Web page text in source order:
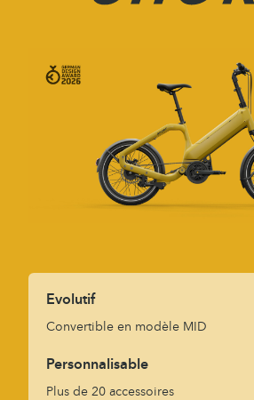
Evolutif
Convertible en modèle MID
Personnalisable
Plus de 20 accessoires